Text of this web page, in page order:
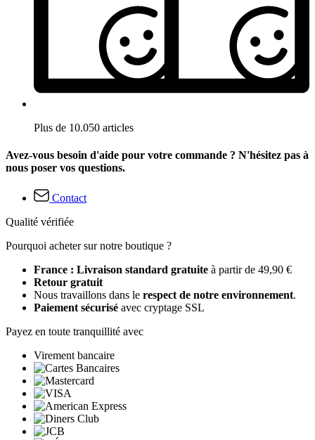
Plus de 10.050 articles
Avez-vous besoin d'aide pour votre commande ? N'hésitez pas à
nous poser vos questions.
Contact
Qualité vérifiée
Pourquoi acheter sur notre boutique ?
France : Livraison standard gratuite à partir de 49,90 €
Retour gratuit
Nous travaillons dans le respect de notre environnement.
Paiement sécurisé avec cryptage SSL
Payez en toute tranquillité avec
Virement bancaire